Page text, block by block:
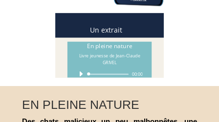
Un extrait
En pleine nature
Livre jeunesse de Jean-Claude
GRIVEL
Lecteur
00:00
EN PLEINE NATURE